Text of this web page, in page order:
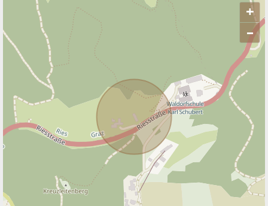
+
–
ANBIETER KONTAKTIEREN